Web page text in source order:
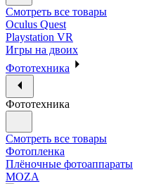
Смотреть все товары
Oculus Quest
Playstation VR
Игры на двоих
Фототехника
Фототехника
Смотреть все товары
Фотопленка
Плёночные фотоаппараты
MOZA